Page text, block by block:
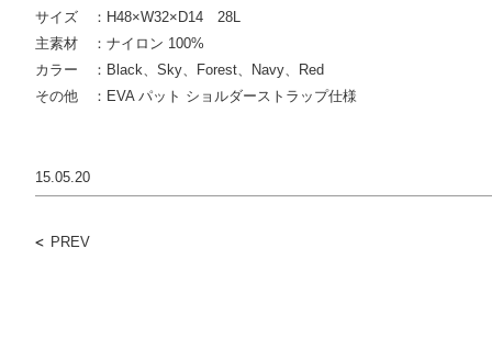
サイズ ：H48×W32×D14 28L
主素材 ：ナイロン 100%
カラー ：Black、Sky、Forest、Navy、Red
その他 ：EVA パット ショルダーストラップ仕様
15.05.20
PREV